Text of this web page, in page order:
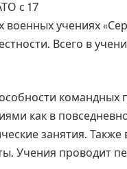
с 17
учениях
Всего в
командных
как в
занятия. Также
Учения проводит